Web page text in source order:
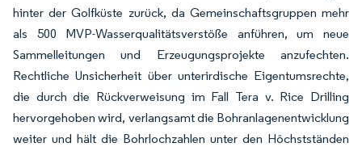
hinter der Golfküste zurück, da Gemeinschaftsgruppen mehr
als 500 MVP-Wasserqualitätsverstöße anführen, um neue
Sammelleitungen und Erzeugungsprojekte anzufechten.
Rechtliche Unsicherheit über unterirdische Eigentumsrechte,
die durch die Rückverweisung im Fall Tera v. Rice Drilling
hervorgehoben wird, verlangsamt die Bohranlagenentwicklung
weiter und hält die Bohrlochzahlen unter den Höchstständen